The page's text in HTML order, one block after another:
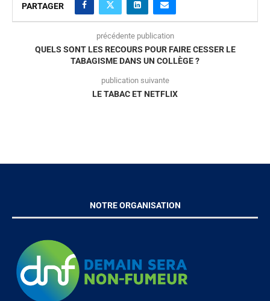
PARTAGER
précédente publication
QUELS SONT LES RECOURS POUR FAIRE CESSER LE
TABAGISME DANS UN COLLÈGE ?
publication suivante
LE TABAC ET NETFLIX
NOTRE ORGANISATION